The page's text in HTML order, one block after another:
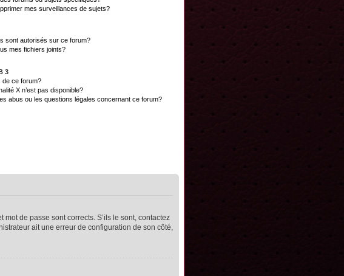
mes surveillances de sujets?
sont autorisés sur ce forum?
mes fichiers joints?
3
de ce forum?
X n’est pas disponible?
abus ou les questions légales concernant ce forum?
de passe sont corrects. S’ils le sont, contactez
ait une erreur de configuration de son côté,